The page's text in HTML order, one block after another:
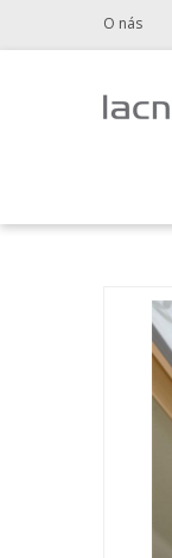
O nás